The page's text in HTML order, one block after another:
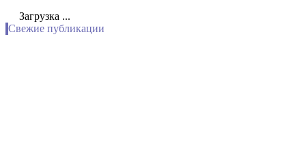
Загрузка ...
Свежие публикации